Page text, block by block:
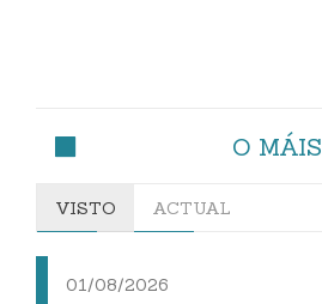
O MÁIS
VISTO ACTUAL
01/08/2026